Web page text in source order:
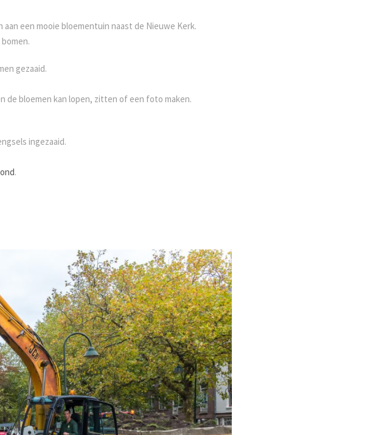
een mooie bloementuin naast de Nieuwe Kerk.
gezaaid.
de bloemen kan lopen, zitten of een foto maken.
ingezaaid.
.